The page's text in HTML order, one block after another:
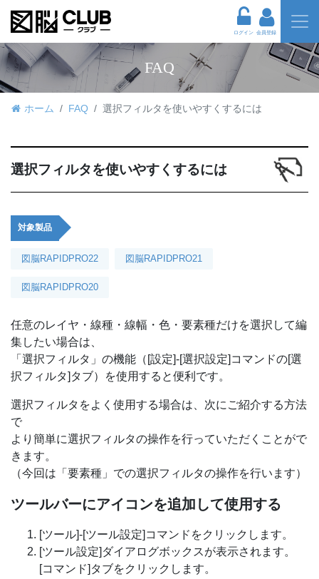
ログイン 会員登録
FAQ
ホーム FAQ 選択フィルタを使いやすくするには
選択フィルタを使いやすくするには
対象製品
図脳RAPIDPRO22 図脳RAPIDPRO21
図脳RAPIDPRO20
任意のレイヤ・線種・線幅・色・要素種だけを選択して編
集したい場合は、
「選択フィルタ」の機能（[設定]-[選択設定]コマンドの[選
択フィルタ]タブ）を使用すると便利です。
選択フィルタをよく使用する場合は、次にご紹介する方法
で
より簡単に選択フィルタの操作を行っていただくことがで
きます。
（今回は「要素種」での選択フィルタの操作を行います）
ツールバーにアイコンを追加して使用する
[ツール]-[ツール設定]コマンドをクリックします。
[ツール設定]ダイアログボックスが表示されます。
[コマンド]タブをクリックします。